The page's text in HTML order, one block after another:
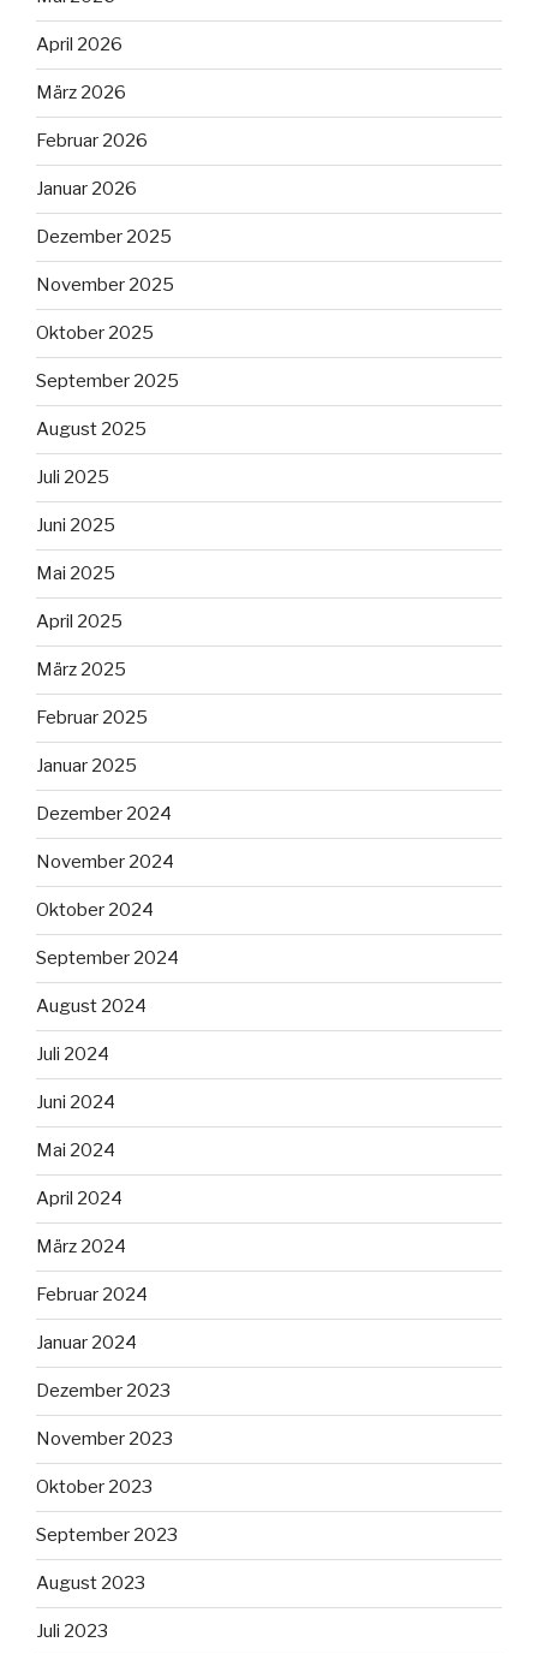
April 2026
März 2026
Februar 2026
Januar 2026
Dezember 2025
November 2025
Oktober 2025
September 2025
August 2025
Juli 2025
Juni 2025
Mai 2025
April 2025
März 2025
Februar 2025
Januar 2025
Dezember 2024
November 2024
Oktober 2024
September 2024
August 2024
Juli 2024
Juni 2024
Mai 2024
April 2024
März 2024
Februar 2024
Januar 2024
Dezember 2023
November 2023
Oktober 2023
September 2023
August 2023
Juli 2023